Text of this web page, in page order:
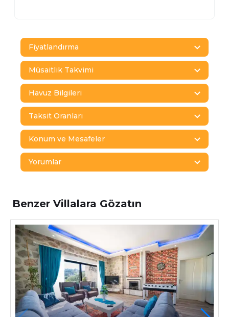
Fiyatlandırma
Müsaitlik Takvimi
Havuz Bilgileri
Taksit Oranları
Konum ve Mesafeler
Yorumlar
Benzer Villalara Gözatın